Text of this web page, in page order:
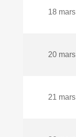
18 mars
20 mars
21 mars